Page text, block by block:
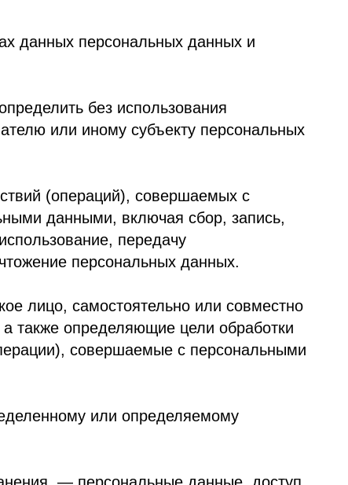
субъекту персональных
совершаемых с
включая сбор, запись,
передачу
данных.
или совместно
цели обработки
с персональными
определяемому
данные, доступ
на обработку